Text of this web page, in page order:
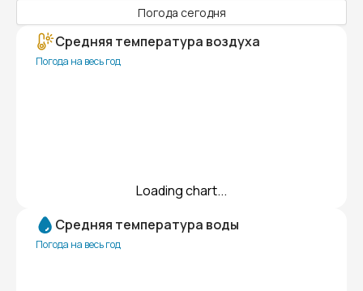
Погода сегодня
Средняя температура воздуха
Погода на весь год
Loading chart...
Средняя температура воды
Погода на весь год